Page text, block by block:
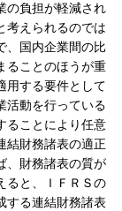
の負担が軽減され
考えられるのでは
、国内企業間の比
ることのほうが重
用する要件として
活動を行っている
ることにより任意
結財務諸表の適正
、財務諸表の質が
ると、ＩＦＲＳの
する連結財務諸表